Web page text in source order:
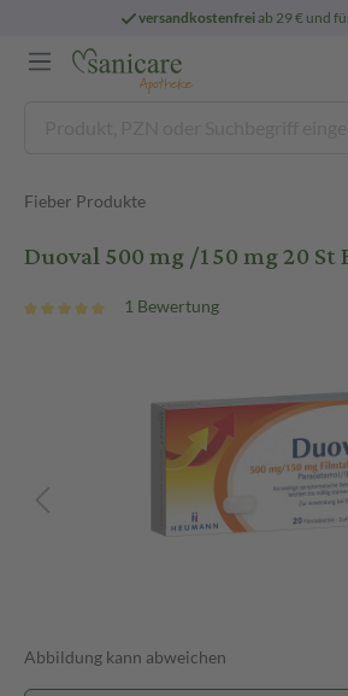
versandkostenfreiab 29 € und für E-Rezepte
Fieber Produkte
Duoval 500 mg /150 mg 20
1 Bewertung
Abbildung kann abweichen